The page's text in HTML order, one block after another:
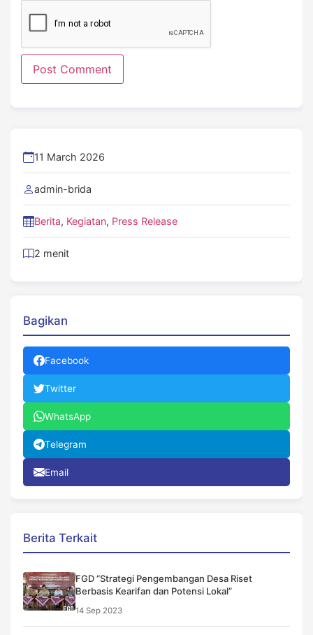
11 March 2026
admin-brida
Berita, Kegiatan, Press Release
2 menit
Bagikan
Facebook
Twitter
WhatsApp
Telegram
Email
Berita Terkait
FGD “Strategi Pengembangan Desa Riset
Berbasis Kearifan dan Potensi Lokal”
14 Sep 2023